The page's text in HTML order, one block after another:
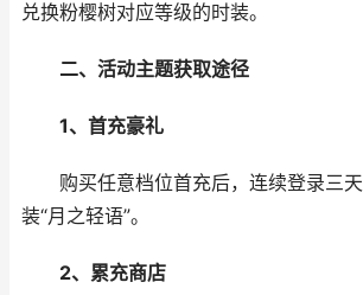
兑换粉樱树对应等级的时装。
二、活动主题获取途径
1、首充豪礼
购买任意档位首充后，连续登录三天
装“月之轻语”。
2、累充商店